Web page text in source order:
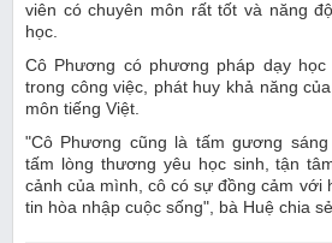
viên có chuyên môn rất tốt và năng
học.
Cô Phương có phương pháp dạy
trong công việc, phát huy khả năng
môn tiếng Việt.
"Cô Phương cũng là tấm gương
tấm lòng thương yêu học sinh, tận
cảnh của mình, cô có sự đồng cảm với
tin hòa nhập cuộc sống", bà Huệ chia sẻ.